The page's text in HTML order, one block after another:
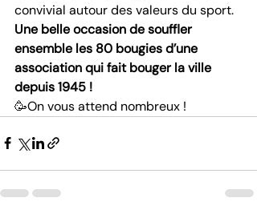
convivial autour des valeurs du sport.
Une belle occasion de souffler
ensemble les 80 bougies d’une
association qui fait bouger la ville
depuis 1945 !
🥳On vous attend nombreux !